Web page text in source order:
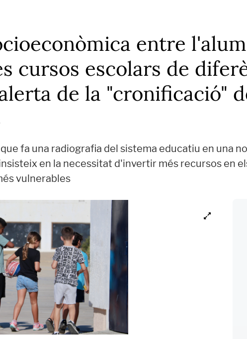
entre
cursos escolars de
de la "cronificació"
fa una radiografia del sistema educatiu en una
en la necessitat d'invertir més recursos en
vulnerables